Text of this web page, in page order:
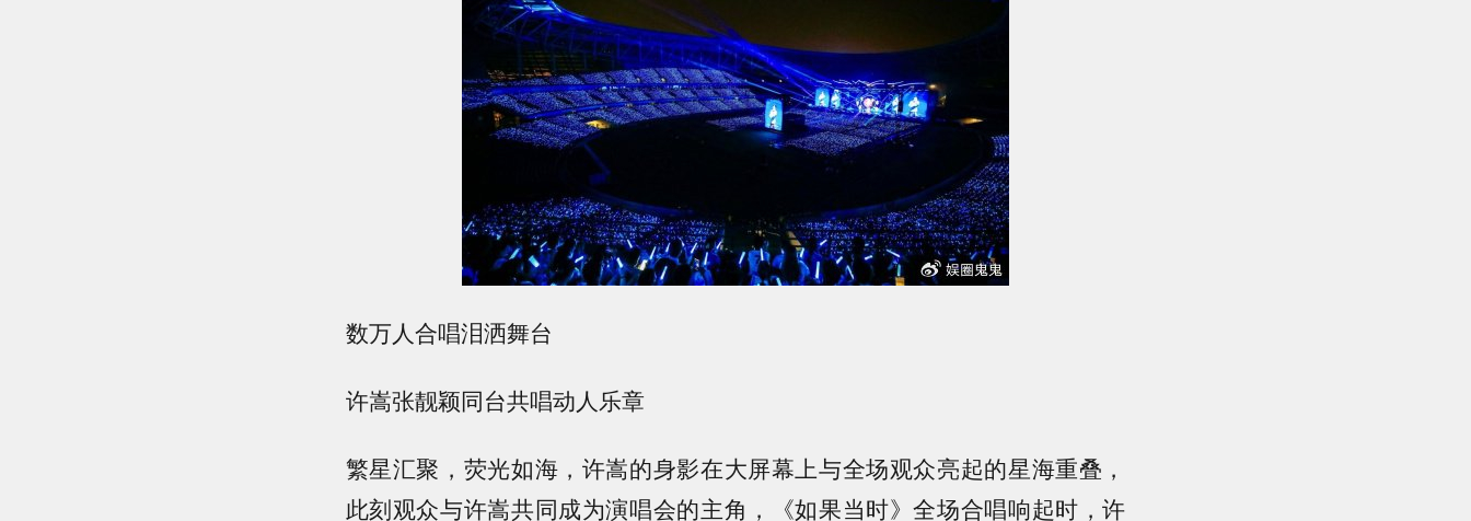
数万人合唱泪洒舞台
许嵩张靓颖同台共唱动人乐章
繁星汇聚，荧光如海，许嵩的身影在大屏幕上与全场观众亮起的星海重叠，
此刻观众与许嵩共同成为演唱会的主角，《如果当时》全场合唱响起时，许